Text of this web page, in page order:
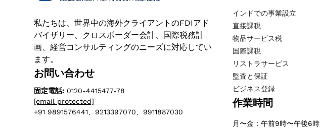
私たちは、世界中の海外クライアントのFDIアド
バイザリー、クロスボーダー会計、国際税務計
画、経営コンサルティングのニーズに対応してい
ます。
お問い合わせ
固定電話: 0120-4415477-78
[email protected]
+91 9891576441、9213397070、9911887030
インドでの事業設立
直接課税
物品サービス税
国際課税
リストラサービス
監査と保証
ビジネス登録
作業時間
月〜金：午前9時〜午後6時